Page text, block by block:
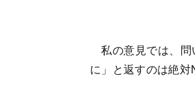
私の意見では、問
に」と返すのは絶対